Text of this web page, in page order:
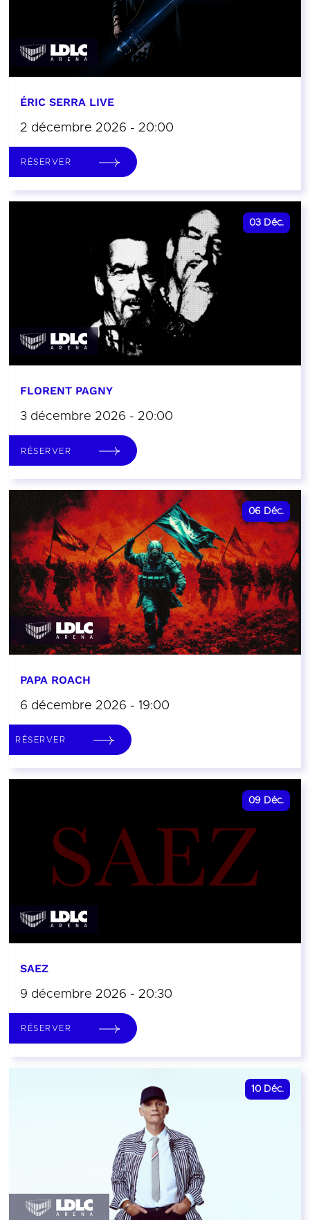
ÉRIC SERRA LIVE
2 décembre 2026 - 20:00
RÉSERVER
03 Déc.
FLORENT PAGNY
3 décembre 2026 - 20:00
RÉSERVER
06 Déc.
PAPA ROACH
6 décembre 2026 - 19:00
RÉSERVER
09 Déc.
SAEZ
9 décembre 2026 - 20:30
RÉSERVER
10 Déc.